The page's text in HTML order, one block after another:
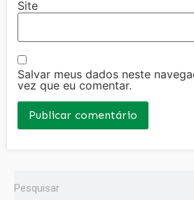
Site
Salvar meus dados neste
vez que eu comentar.